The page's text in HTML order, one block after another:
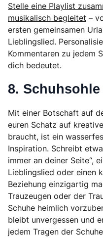
Stelle eine Playlist
musikalisch begleitet –
ersten gemeinsamen
Lieblingslied.
Kommentaren zu jedem
dich bedeutet.
8.
Mit einer Botschaft auf
euren Schatz auf
braucht, ist ein
Inspiration. Schreibt
immer an deiner Seite“,
Lieblingslied oder einen
Beziehung einzigartig
Trauzeugen oder der
Schuhe heimlich
bleibt unvergessen und
jedem Tragen der